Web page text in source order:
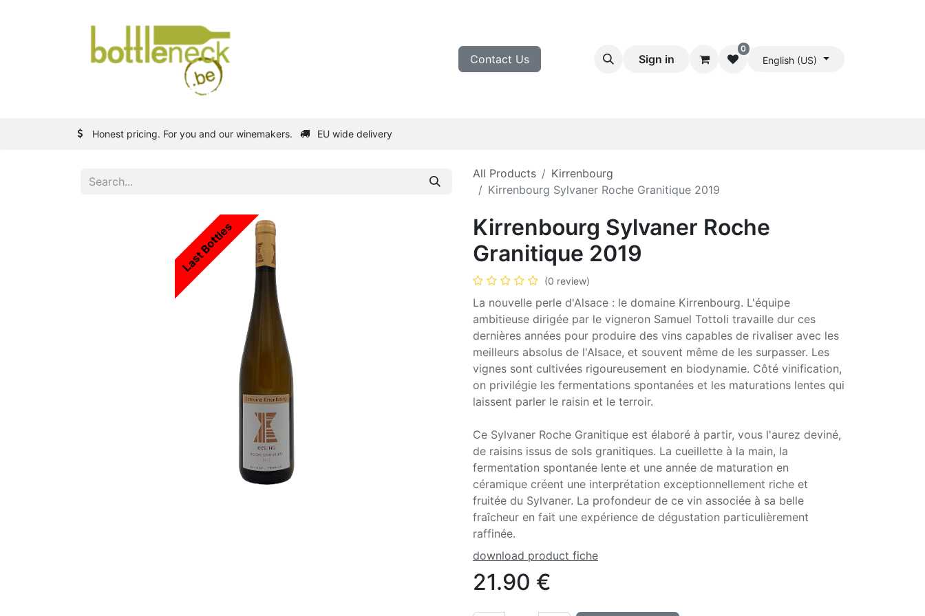
Contact Us Sign in
0
English (US)
Honest pricing. For you and our winemakers. EU wide delivery
All Products
Kirrenbourg
Kirrenbourg Sylvaner Roche Granitique 2019
Last Bottles
Kirrenbourg Sylvaner Roche
Granitique 2019
(0 review)
La nouvelle perle d'Alsace : le domaine Kirrenbourg. L'équipe
ambitieuse dirigée par le vigneron Samuel Tottoli travaille dur ces
dernières années pour produire des vins capables de rivaliser avec les
meilleurs absolus de l'Alsace, et souvent même de les surpasser. Les
vignes sont cultivées rigoureusement en biodynamie. Côté vinification,
on privilégie les fermentations spontanées et les maturations lentes qui
laissent parler le raisin et le terroir.
Ce Sylvaner Roche Granitique est élaboré à partir, vous l'aurez deviné,
de raisins issus de sols granitiques. La cueillette à la main, la
fermentation spontanée lente et une année de maturation en
céramique créent une interprétation exceptionnellement riche et
fruitée du Sylvaner. La profondeur de ce vin associée à sa belle
fraîcheur en fait une expérience de dégustation particulièrement
raffinée.
download product fiche
21.90 €